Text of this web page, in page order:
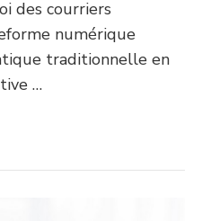
des courriers
numérique
traditionnelle en
…